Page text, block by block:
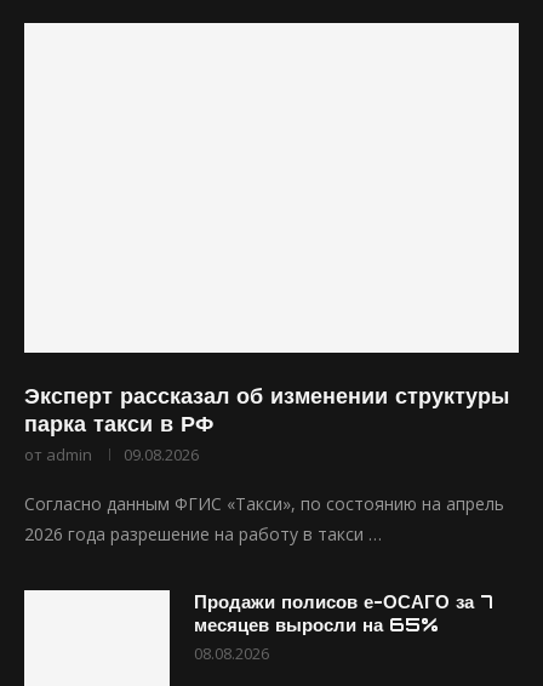
Эксперт рассказал об изменении структуры
парка такси в РФ
от admin 09.08.2026
Согласно данным ФГИС «Такси», по состоянию на апрель
2026 года разрешение на работу в такси …
Продажи полисов е-ОСАГО за 7
месяцев выросли на 65%
08.08.2026